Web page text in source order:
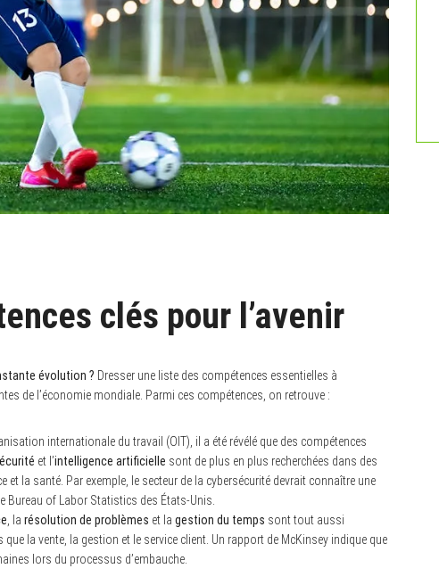
clés pour l’avenir
évolution ? Dresser une liste des compétences essentielles à
de l’économie mondiale. Parmi ces compétences, on retrouve :
internationale du travail (OIT), il a été révélé que des compétences
et l’intelligence artificielle sont de plus en plus recherchées dans des
la santé. Par exemple, le secteur de la cybersécurité devrait connaître une
Bureau of Labor Statistics des États-Unis.
, la résolution de problèmes et la gestion du temps sont tout aussi
la vente, la gestion et le service client. Un rapport de McKinsey indique que
lors du processus d’embauche.